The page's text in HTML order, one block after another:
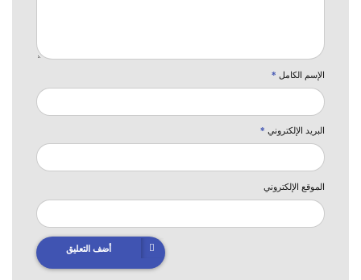
الإسم الكامل *
البريد الإلكتروني *
الموقع الإلكتروني
أضف التعليق